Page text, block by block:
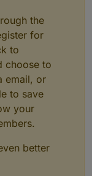
the
for
to
choose to
email, or
to save
your
better